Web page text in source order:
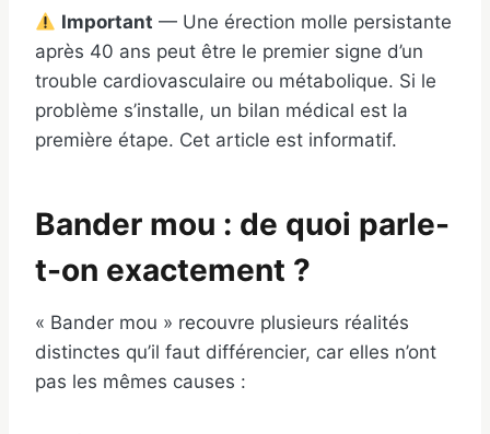
Important — Une érection molle persistante
après 40 ans peut être le premier signe d’un
trouble cardiovasculaire ou métabolique. Si le
problème s’installe, un bilan médical est la
première étape. Cet article est informatif.
Bander mou : de quoi parle-
t-on exactement ?
« Bander mou » recouvre plusieurs réalités
distinctes qu’il faut différencier, car elles n’ont
pas les mêmes causes :